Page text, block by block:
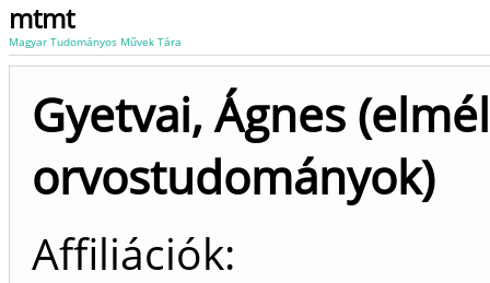
mtmt
Magyar Tudományos Művek Tára
Gyetvai, Ágnes
orvostudományok)
Affiliációk